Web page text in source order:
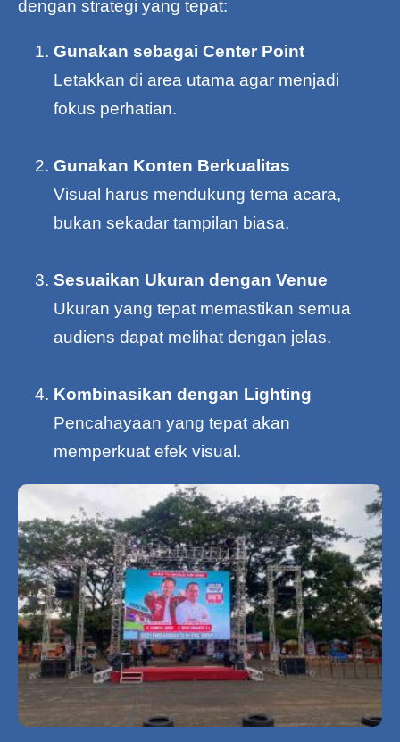
dengan strategi yang tepat:
Gunakan sebagai Center Point
Letakkan di area utama agar menjadi
fokus perhatian.
Gunakan Konten Berkualitas
Visual harus mendukung tema acara,
bukan sekadar tampilan biasa.
Sesuaikan Ukuran dengan Venue
Ukuran yang tepat memastikan semua
audiens dapat melihat dengan jelas.
Kombinasikan dengan Lighting
Pencahayaan yang tepat akan
memperkuat efek visual.